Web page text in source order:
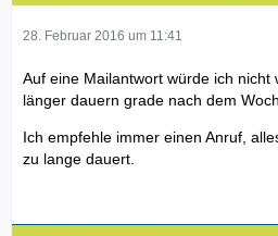
28. Februar 2016 um 11:41
Auf eine Mailantwort würde ich nicht
länger dauern grade nach dem
Ich empfehle immer einen Anruf,
zu lange dauert.